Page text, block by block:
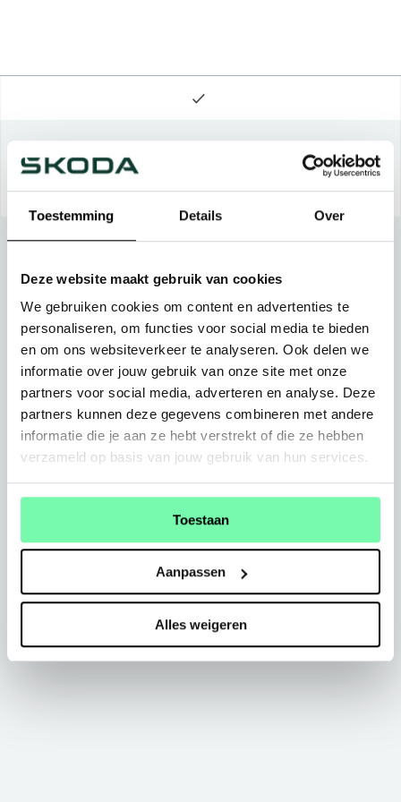
Toestemming Details Over
Deze website maakt gebruik van cookies
We gebruiken cookies om content en advertenties te
personaliseren, om functies voor social media te bieden
en om ons websiteverkeer te analyseren. Ook delen we
informatie over jouw gebruik van onze site met onze
partners voor social media, adverteren en analyse. Deze
partners kunnen deze gegevens combineren met andere
informatie die je aan ze hebt verstrekt of die ze hebben
verzameld op basis van jouw gebruik van hun services.
Toestaan
Aanpassen
Alles weigeren